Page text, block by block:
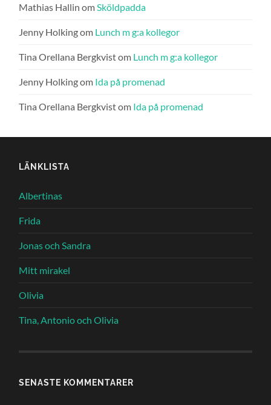
Mathias Hallin om Sköldpadda
Jenny Holkingom Lunch m g:a kollegor
Tina Orellana Bergkvistom Lunch m g:a kollegor
Jenny Holkingom Ida på promenad
Tina Orellana Bergkvistom Ida på promenad
LÄNKLISTA
Albertinas
Frida
Jonas och Sandra
Mitt mirakel
Olivia
Tina, Antonio och Olivia
SENASTE KOMMENTARER